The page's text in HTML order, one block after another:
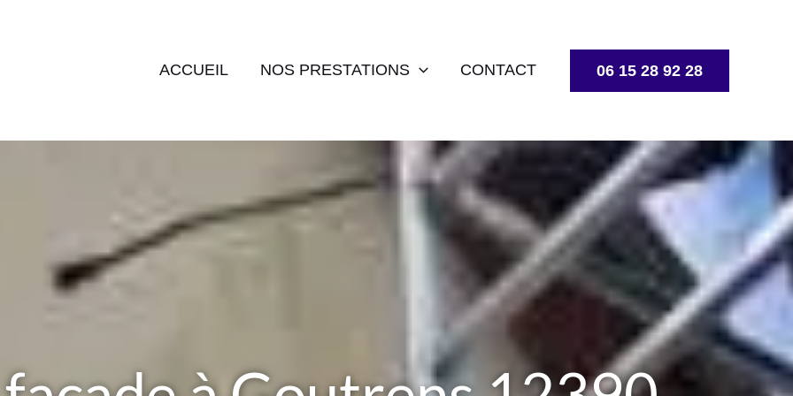
ACCUEIL NOS PRESTATIONS CONTACT 06 15 28 92 28